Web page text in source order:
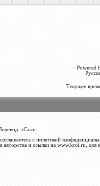
Powered
Текущее
zCarot
с политикой
авторства и ссылки на www.kroi.ru, для